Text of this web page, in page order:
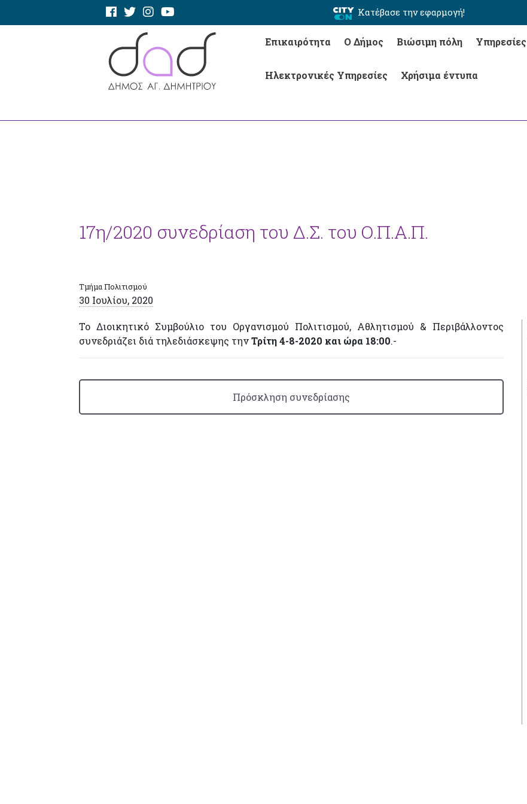
Κατέβασε την εφαρμογή!
Επικαιρότητα Ο Δήμος Βιώσιμη πόλη Υπηρεσίες
Ηλεκτρονικές Υπηρεσίες Χρήσιμα έντυπα
17η/2020 συνεδρίαση του Δ.Σ. του Ο.Π.Α.Π.
Τμήμα Πολιτισμού
30 Ιουλίου, 2020
Το Διοικητικό Συμβούλιο του Οργανισμού Πολιτισμού, Αθλητισμού & Περιβάλλοντος
συνεδριάζει διά τηλεδιάσκεψης τηνΤρίτη 4-8-2020 και ώρα 18:00.-
Πρόσκληση συνεδρίασης